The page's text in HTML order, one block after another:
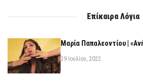
Επίκαιρα Λόγια
Μαρία Παπαλεοντίου |
29 Ιουλίου, 2022